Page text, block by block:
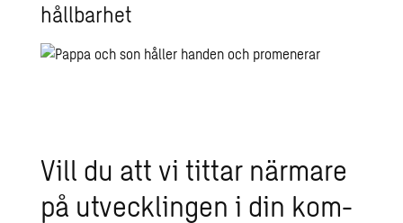
håll­bar­het
Vill du att vi tit­tar när­ma­re
på ut­veck­ling­en i din kom­